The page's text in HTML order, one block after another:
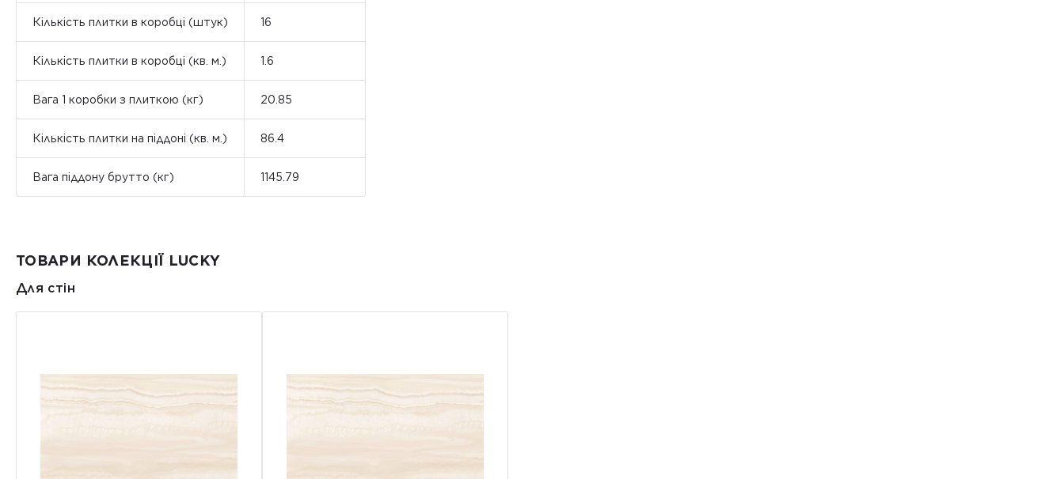
Кількість плитки в коробці (штук) 16
Кількість плитки в коробці (кв. м.) 1.6
Вага 1 коробки з плиткою (кг) 20.85
Кількість плитки на піддоні (кв. м.) 86.4
Вага піддону брутто (кг) 1145.79
ТОВАРИ КОЛЕКЦІЇ LUCKY
Для стін